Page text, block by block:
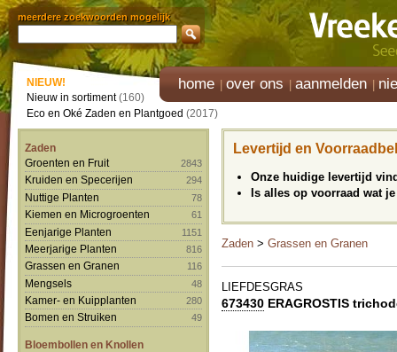
meerdere zoekwoorden mogelijk
home over ons aanmelden
NIEUW!
Nieuw in sortiment(160)
Eco en Oké Zaden en Plantgoed (2017)
Zaden
Groenten en Fruit
2843
Kruiden en Specerijen 294
Nuttige Planten 78
Kiemen en Microgroenten 61
Eenjarige Planten 1151
Meerjarige Planten 816
Grassen en Granen 116
Mengsels 48
Kamer- en Kuipplanten 280
Bomen en Struiken 49
Bloembollen en Knollen
Levertijd en
Onze huidige levertijd
Is alles op voorraad wat
Zaden > Grassen en Granen
LIEFDESGRAS
673430 ERAGROSTIS